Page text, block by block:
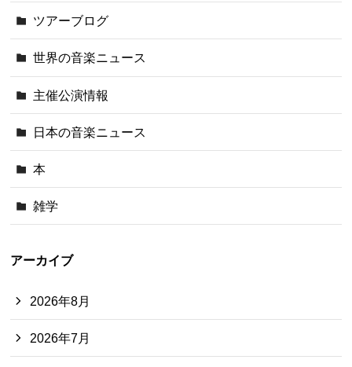
ツアーブログ
世界の音楽ニュース
主催公演情報
日本の音楽ニュース
本
雑学
アーカイブ
2026年8月
2026年7月